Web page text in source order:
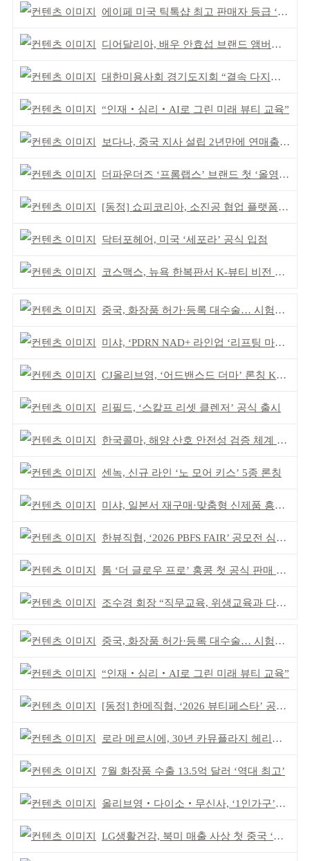
에이페 미국 틱톡샵 최고 판매자 등급 ‘Tier 5’ 달성
디어달리아, 배우 안효섭 브랜드 앰버서더 발탁
대한미용사회 경기도지회 “결속 다지며 재도약 모색”
“인재‧심리‧AI로 그린 미래 뷰티 교육”
보다나, 중국 지사 설립 2년만에 연매출 120억 돌파
더파운더즈 ‘프롬랩스’ 브랜드 첫 ‘올영픽’ 선정
[동정] 쇼피코리아, 소진공 협업 플랫폼 선정
닥터포헤어, 미국 ‘세포라’ 공식 입점
코스맥스, 뉴욕 한복판서 K-뷰티 비전 제시
중국, 화장품 허가·등록 대수술… 시험자료 공용 허용
미샤, ‘PDRN NAD+ 라인업 ‘리프팅 마스크’ 출시
CJ올리브영, ‘어드밴스드 더마’ 론칭 K더마 육성 박차
리필드, ‘스칼프 리셋 클렌저’ 공식 출시
한국콜마, 해양 산호 안전성 검증 체계 구축
센녹, 신규 라인 ‘노 모어 키스’ 5종 론칭
미샤, 일본서 재구매·맞춤형 신제품 흥행 ‘쌍끌이’
한뷰직협, ‘2026 PBFS FAIR’ 공모전 심사 성료
톰 ‘더 글로우 프로’ 홍콩 첫 공식 판매 완판
조수경 회장 “직무교육, 위생교육과 다르다”
중국, 화장품 허가·등록 대수술… 시험자료 공용 허용
“인재‧심리‧AI로 그린 미래 뷰티 교육”
[동정] 한메직협, ‘2026 뷰티페스타’ 공동 주최
로라 메르시에, 30년 카뮤플라지 헤리티지 담아
7월 화장품 수출 13.5억 달러 ‘역대 최고’
올리브영‧다이소‧무신사, ‘1인가구’가 이끈다
LG생활건강, 북미 매출 사상 첫 중국 ‘추월’